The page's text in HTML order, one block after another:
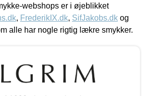
webshops er i øjeblikket
, FrederikIX.dk, SifJakobs.dk og
alle har nogle rigtig lækre smykker.